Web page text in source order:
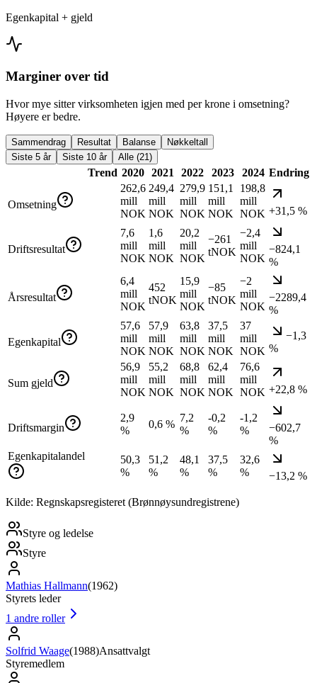
Egenkapital + gjeld
Marginer over tid
Hvor mye sitter virksomheten igjen med per krone i omsetning?
Høyere er bedre.
Sammendrag Resultat Balanse
Nøkkeltall
Siste 5 år
Siste 10 år Alle (21)
Trend 2020 2021 2022 2023 2024 Endring
Omsetning
262,6
mill
NOK
249,4
mill
NOK
279,9
mill
NOK
151,1
mill
NOK
198,8
mill
NOK +31,5 %
Driftsresultat
7,6
mill
NOK
1,6
mill
NOK
20,2
mill
NOK
−261
tNOK
−2,4
mill
NOK
−824,1
%
Årsresultat
6,4
mill
NOK
452
tNOK
15,9
mill
NOK
−85
tNOK
−2
mill
NOK
−2289,4
%
Egenkapital
57,6
mill
NOK
57,9
mill
NOK
63,8
mill
NOK
37,5
mill
NOK
37
mill
NOK
−1,3
%
Sum gjeld
56,9
mill
NOK
55,2
mill
NOK
68,8
mill
NOK
62,4
mill
NOK
76,6
mill
NOK +22,8 %
Driftsmargin
2,9
%
0,6 %
7,2
%
-0,2
%
-1,2
%
−602,7
%
Egenkapitalandel
50,3
%
51,2
%
48,1
%
37,5
%
32,6
%
−13,2 %
Kilde: Regnskapsregisteret (Brønnøysundregistrene)
Styre og ledelse
Styre
Mathias Hallmann(1962)
Styrets leder
1 andre roller
Solfrid Waage(1988)Ansattvalgt
Styremedlem